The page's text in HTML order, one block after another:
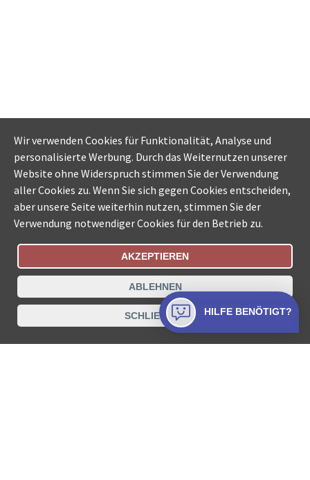
Bestellungsstatus Ämtersuche der Schweiz
Datenschutz Impressum Nutzungsbestimmungen
Kontakt
Wir verwenden Cookies für Funktionalität, Analyse und
personalisierte Werbung. Durch das Weiternutzen unserer
Website ohne Widerspruch stimmen Sie der Verwendung
aller Cookies zu. Wenn Sie sich gegen Cookies entscheiden,
aber unsere Seite weiterhin nutzen, stimmen Sie der
Verwendung notwendiger Cookies für den Betrieb zu.
AKZEPTIEREN
ABLEHNEN
SCHLIESSEN HILFE BENÖTIGT?